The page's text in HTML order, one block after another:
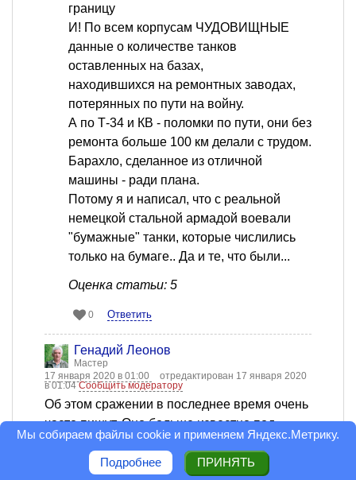
границу
И! По всем корпусам ЧУДОВИЩНЫЕ
данные о количестве танков
оставленных на базах,
находившихся на ремонтных заводах,
потерянных по пути на войну.
А по Т-34 и КВ - поломки по пути, они без
ремонта больше 100 км делали с трудом.
Барахло, сделанное из отличной
машины - ради плана.
Потому я и написал, что с реальной
немецкой стальной армадой воевали
"бумажные" танки, которые числились
только на бумаге.. Да и те, что были...
Оценка статьи: 5
0 Ответить
Генадий Леонов
Мастер
17 января 2020 в 01:00
отредактирован 17 января 2020
в 01:04Сообщить модератору
Об этом сражении в последнее время очень
часто пишут. Оно больше известно под
названием "битва под Бродами".
И по числу участвующих танков оно самое
Мы собираем файлы cookie и применяем Яндекс.Метрику.
Подробнее ПРИНЯТЬ